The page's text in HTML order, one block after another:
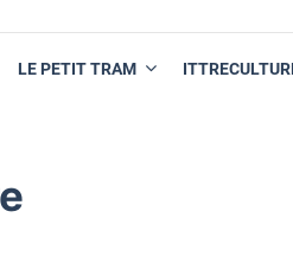
LE PETIT TRAM